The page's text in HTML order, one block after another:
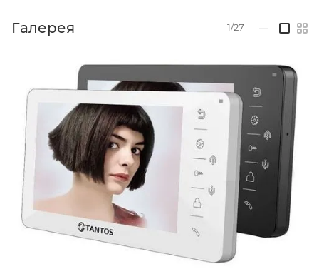
Галерея 1/27